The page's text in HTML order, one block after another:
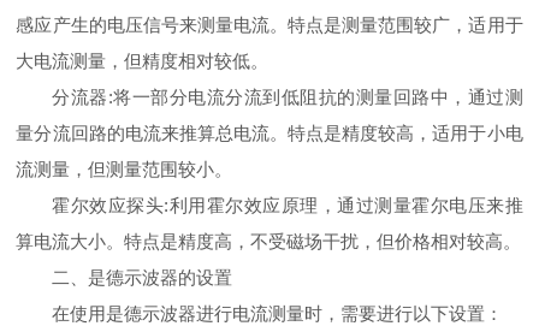
感应产生的电压信号来测量电流。特点是测量范围较广，适用于
大电流测量，但精度相对较低。
分流器:将一部分电流分流到低阻抗的测量回路中，通过测
量分流回路的电流来推算总电流。特点是精度较高，适用于小电
流测量，但测量范围较小。
霍尔效应探头:利用霍尔效应原理，通过测量霍尔电压来推
算电流大小。特点是精度高，不受磁场干扰，但价格相对较高。
二、是德示波器的设置
在使用是德示波器进行电流测量时，需要进行以下设置：